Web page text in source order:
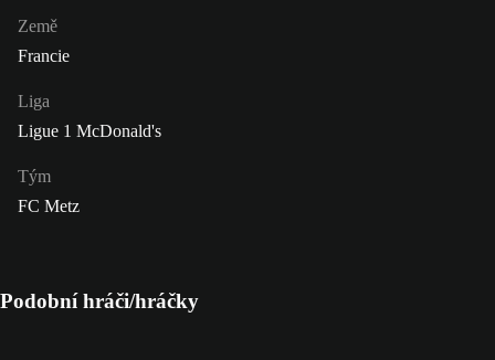
Země
Francie
Liga
Ligue 1 McDonald's
Tým
FC Metz
Podobní hráči/hráčky